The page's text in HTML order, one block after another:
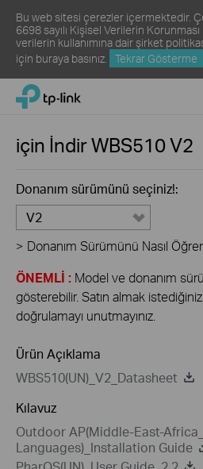
Bu web sitesi çerezler içermektedir.
6698 sayılı Kişisel Verilerin
verilerin kullanımına dair şirket
için buraya basınız. Tekrar Gösterme
Click
navigation
TP-Link, Reliably Smart
için İndirWBS510V2
Donanım sürümünü seçiniz!:
V2
> Donanım Sürümünü Nasıl
ÖNEMLİ : Model ve donanım
gösterebilir. Satın almak
doğrulamayı unutmayınız.
Ürün Açıklama
WBS510(UN)_V2_Datasheet
Kılavuz
Outdoor AP(Middle-East-
Languages)_Installation Guide